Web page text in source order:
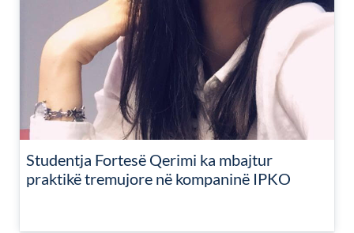
Studentja Fortesë Qerimi ka mbajtur
praktikë tremujore në kompaninë IPKO